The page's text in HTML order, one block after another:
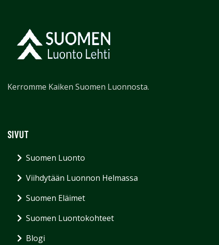
Kerromme Kaiken Suomen Luonnosta.
SIVUT
Suomen Luonto
Viihdytään Luonnon Helmassa
Suomen Eläimet
Suomen Luontokohteet
Blogi